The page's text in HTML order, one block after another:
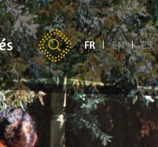
FR EN ES